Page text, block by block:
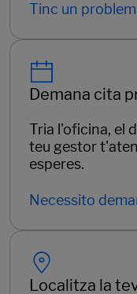
Tinc un
Demana cita
Tria l'oficina, el
teu gestor
esperes.
Necessito
Localitza la